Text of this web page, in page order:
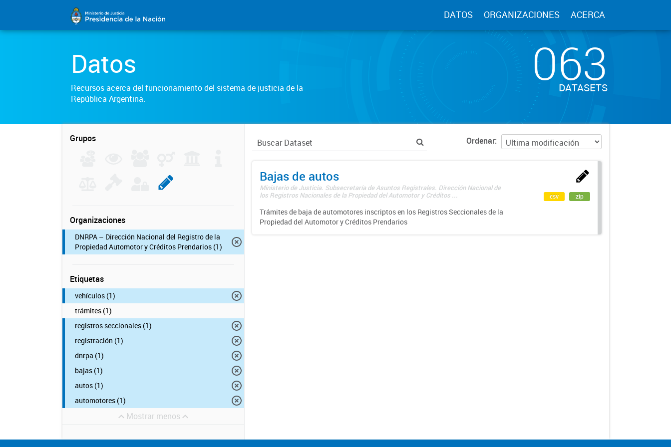
DATOS ORGANIZACIONES ACERCA
Datos
Recursos acerca del funcionamiento del sistema de justicia de la
República Argentina.
063
DATASETS
Grupos
Organizaciones
DNRPA – Dirección Nacional del Registro de la
Propiedad Automotor y Créditos Prendarios (1)
Etiquetas
vehículos (1)
trámites (1)
registros seccionales (1)
registración (1)
dnrpa (1)
bajas (1)
autos (1)
automotores (1)
Mostrar menos
Ordenar
Bajas de autos
Ministerio de Justicia. Subsecretaría de Asuntos Registrales. Dirección Nacional de
los Registros Nacionales de la Propiedad del Automotor y Créditos ...
Trámites de baja de automotores inscriptos en los Registros Seccionales de la
Propiedad del Automotor y Créditos Prendarios
csv zip